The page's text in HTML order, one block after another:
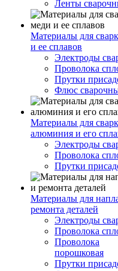
Ленты
Материалы для
и ее сплавов
Электроды
Проволока
Прутки
Флюс
Материалы для
алюминия и его
Электроды
Проволока
Прутки
Материалы для
ремонта деталей
Электроды
Проволока
Проволока
порошковая
Прутки